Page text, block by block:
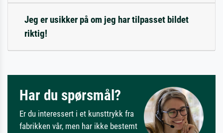
Jeg er usikker på om jeg har tilpasset bildet
riktig!
Har du spørsmål?
Er du interessert i et kunsttrykk fra
fabrikken vår, men har ikke bestemt